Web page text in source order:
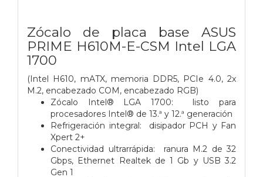
Zócalo de placa base ASUS
PRIME H610M-E-CSM Intel LGA
1700
(Intel H610, mATX, memoria DDR5, PCIe 4.0, 2x
M.2, encabezado COM, encabezado RGB)
Zócalo Intel® LGA 1700:
listo para
procesadores Intel® de 13.ª y 12.ª generación
Refrigeración integral: disipador PCH y Fan
Xpert 2+
Conectividad ultrarrápida: ranura M.2 de 32
Gbps, Ethernet Realtek de 1 Gb y USB 3.2
Gen 1